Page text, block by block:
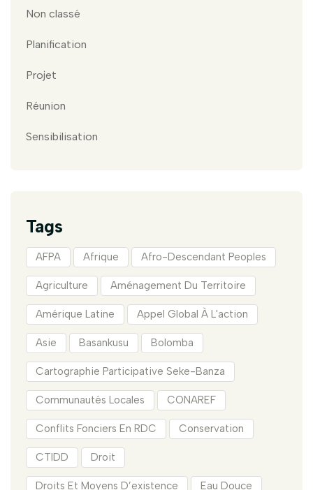
Non classé
Planification
Projet
Réunion
Sensibilisation
Tags
AFPA Afrique Afro-Descendant Peoples
Agriculture Aménagement Du Territoire
Amérique Latine Appel Global À L'action
Asie Basankusu Bolomba
Cartographie Participative Seke-Banza
Communautés Locales CONAREF
Conflits Fonciers En RDC Conservation
CTIDD Droit
Droits Et Moyens D’existence Eau Douce